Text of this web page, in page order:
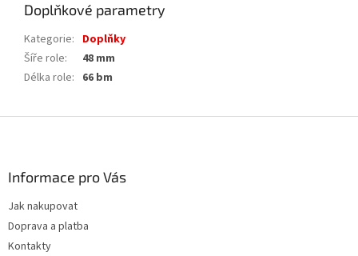
Doplňkové parametry
Kategorie: Doplňky
Šíře role:
48 mm
Délka role: 66 bm
Informace pro Vás
Jak nakupovat
Doprava a platba
Kontakty